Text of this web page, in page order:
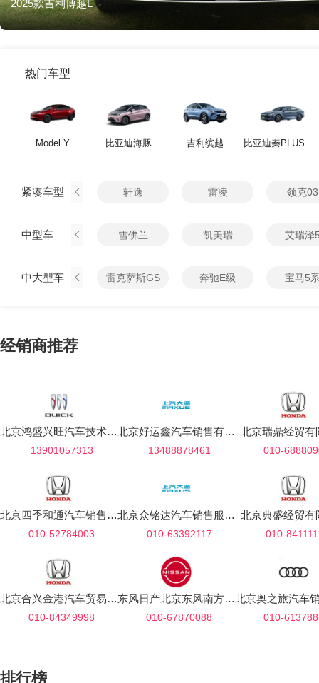
2025款吉利博越L
热门车型
Model Y 比亚迪海豚 吉利缤越
紧凑车型 轩逸 雷凌 领克03
中型车 雪佛兰 凯美瑞 艾瑞泽
中大型车 雷克萨斯GS 奔驰E级 宝马5
经销商推荐
北京鸿盛兴旺汽车技术服务有限公司
13901057313
北京好运鑫汽车销售有限公司
13488878461
北京瑞鼎经贸有
010-
北京四季和通汽车销售服务有限公司
010-52784003
北京众铭达汽车销售服务有限公司
010-63392117
北京典盛经贸有
010-
北京合兴金港汽车贸易有限公司
010-84349998
东风日产北京东风南方三合专营店
010-67870088 010-
排行榜